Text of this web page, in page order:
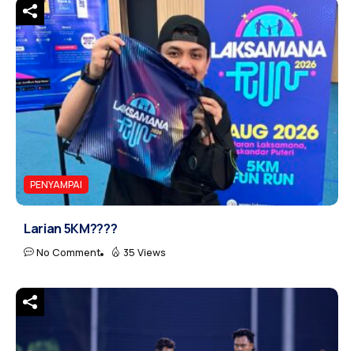
PENYAMPAI
Larian 5KM????
No Comment 35 Views